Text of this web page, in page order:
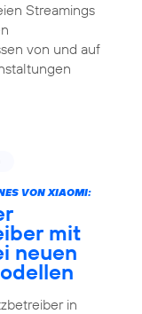
Streamings
von und auf
VON XIAOMI:
mit
neuen
in